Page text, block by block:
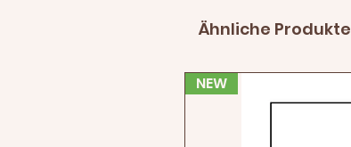
Ähnliche Produkte
NEW